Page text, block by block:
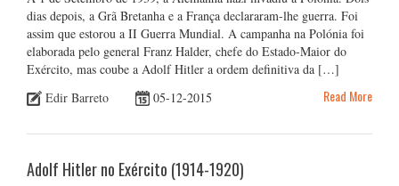
dias depois, a Grã Bretanha e a França declararam-lhe guerra. Foi
assim que estorou a II Guerra Mundial. A campanha na Polónia foi
elaborada pelo general Franz Halder, chefe do Estado-Maior do
Exército, mas coube a Adolf Hitler a ordem definitiva da […]
Edir Barreto
05-12-2015 Read More
Adolf Hitler no Exército (1914-1920)